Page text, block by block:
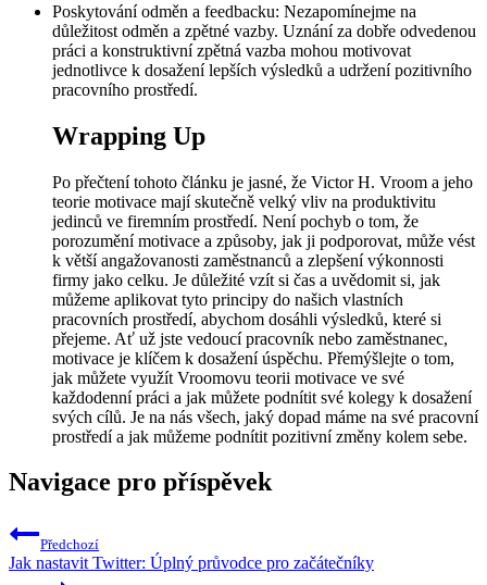
Poskytování odměn a feedbacku: Nezapomínejme na
důležitost odměn a zpětné vazby. Uznání za dobře odvedenou
práci a konstruktivní zpětná vazba mohou motivovat
jednotlivce k dosažení lepších výsledků a udržení pozitivního
pracovního prostředí.
Wrapping Up
Po přečtení tohoto článku je jasné, že Victor H. Vroom a jeho
teorie motivace mají skutečně velký vliv na produktivitu
jedinců ve firemním prostředí. Není pochyb o tom, že
porozumění motivace a způsoby, jak ji podporovat, může vést
k větší angažovanosti zaměstnanců a zlepšení výkonnosti
firmy jako celku. Je důležité vzít si čas a uvědomit si, jak
můžeme aplikovat tyto principy do našich vlastních
pracovních prostředí, abychom dosáhli výsledků, které si
přejeme. Ať už jste vedoucí pracovník nebo zaměstnanec,
motivace je klíčem k dosažení úspěchu. Přemýšlejte o tom,
jak můžete využít Vroomovu teorii motivace ve své
každodenní práci a jak můžete podnítit své kolegy k dosažení
svých cílů. Je na nás všech, jaký dopad máme na své pracovní
prostředí a jak můžeme podnítit pozitivní změny kolem sebe.
Navigace pro příspěvek
Předchozí
Jak nastavit Twitter: Úplný průvodce pro začátečníky